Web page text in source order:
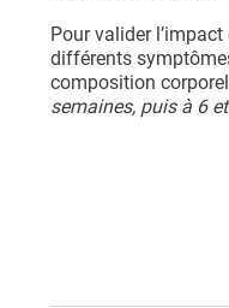
Pour valider
différents
composition
semaines, puis à 6